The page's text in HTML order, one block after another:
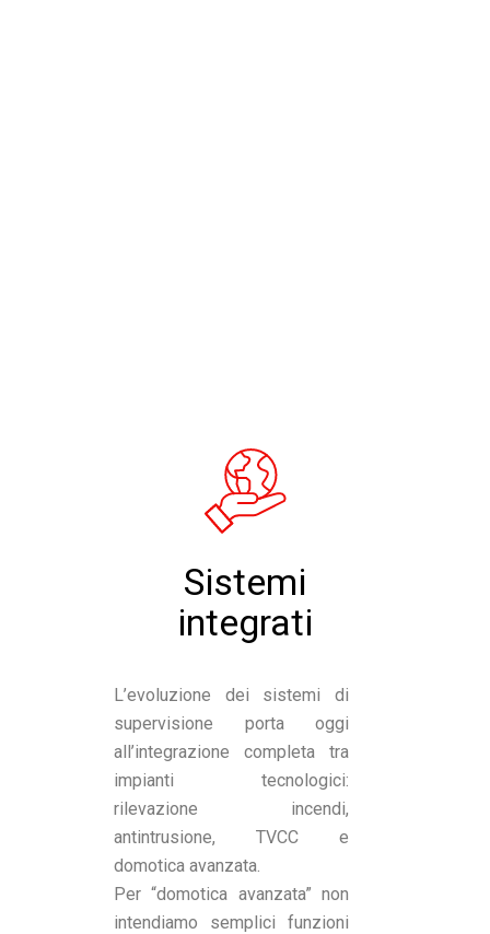
Sistemi
integrati
L’evoluzione dei sistemi di
supervisione porta oggi
all’integrazione completa tra
impianti tecnologici:
rilevazione incendi,
antintrusione, TVCC e
domotica avanzata.
Per “domotica avanzata” non
intendiamo semplici funzioni